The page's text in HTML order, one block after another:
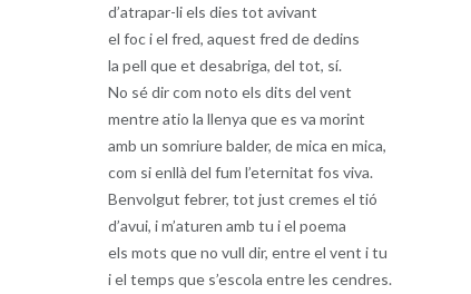
d’atrapar-li els dies tot avivant
el foc i el fred, aquest fred de dedins
la pell que et desabriga, del tot, sí.
No sé dir com noto els dits del vent
mentre atio la llenya que es va morint
amb un somriure balder, de mica en mica,
com si enllà del fum l’eternitat fos viva.
Benvolgut febrer, tot just cremes el tió
d’avui, i m’aturen amb tu i el poema
els mots que no vull dir, entre el vent i tu
i el temps que s’escola entre les cendres.